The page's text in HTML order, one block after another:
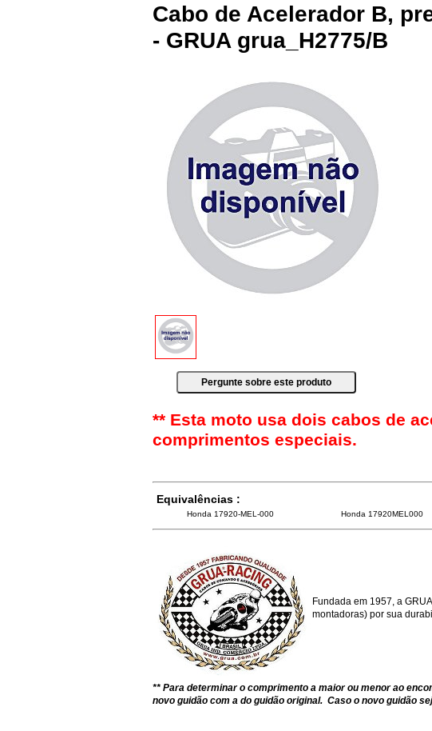
Cabo de Acelerador B,
- GRUA grua_H2775/B
** Esta moto usa dois cabos de
comprimentos especiais.
Equivalências :
Honda 17920-MEL-000 Honda 17920MEL000
Fundada em 1957, a
montadoras) por sua
** Para determinar o comprimento a maior ou menor ao
novo guidão com a do guidão original. Caso o novo guidão